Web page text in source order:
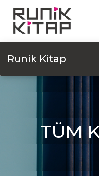
Runik Kitap
TÜM